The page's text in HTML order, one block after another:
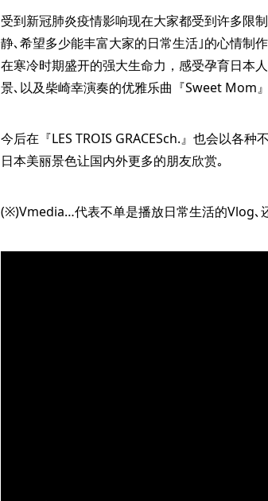
受到新冠肺炎疫情影响现在大家都受到许多限
静､希望多少能丰富大家的日常生活｣的心情制
在寒冷时期盛开的强大生命力，感受孕育日本
景､以及柴崎幸演奏的优雅乐曲『Sweet Mom
今后在『LES TROIS GRACESch.』也会以各
日本美丽景色让国内外更多的朋友欣赏｡
(※)Vmedia…代表不单是播放日常生活的Vlog､